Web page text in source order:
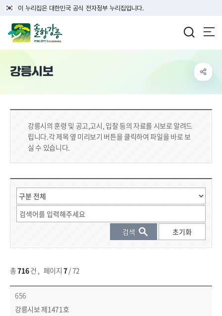
이 누리집은 대한민국 공식 전자정부 누리집입니다.
강릉시보
강릉시의 훈령 및 공고,고시, 입찰 등의 자료를 시보로 알려드
립니다.각 제목 옆 미리보기 버튼을 클릭하여 파일을 바로 보
실 수 있습니다.
총716건 , 페이지7/ 72
656
강릉시보 제1471호